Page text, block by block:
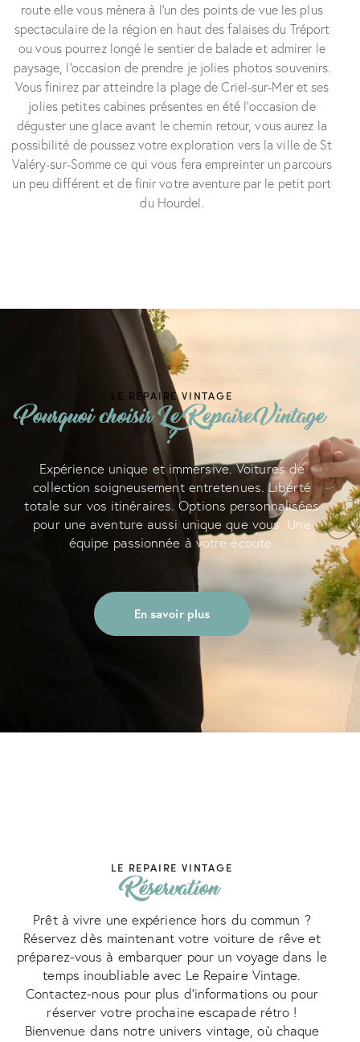
route elle vous mènera à l’un des points de vue les plus
spectaculaire de la région en haut des falaises du Tréport
ou vous pourrez longé le sentier de balade et admirer le
paysage, l’occasion de prendre je jolies photos souvenirs.
Vous finirez par atteindre la plage de Criel-sur-Mer et ses
jolies petites cabines présentes en été l’occasion de
déguster une glace avant le chemin retour, vous aurez la
possibilité de poussez votre exploration vers la ville de St
Valéry-sur-Somme ce qui vous fera empreinter un parcours
un peu différent et de finir votre aventure par le petit port
du Hourdel.
LE REPAIRE VINTAGE
Pourquoi choisir Le Repaire Vintage
?
Expérience unique et immersive. Voitures de
collection soigneusement entretenues. Liberté
totale sur vos itinéraires. Options personnalisées
pour une aventure aussi unique que vous. Une
équipe passionnée à votre écoute.
En savoir plus
LE REPAIRE VINTAGE
Réservation
Prêt à vivre une expérience hors du commun ?
Réservez dès maintenant votre voiture de rêve et
préparez-vous à embarquer pour un voyage dans le
temps inoubliable avec Le Repaire Vintage.
Contactez-nous pour plus d'informations ou pour
réserver votre prochaine escapade rétro !
Bienvenue dans notre univers vintage, où chaque